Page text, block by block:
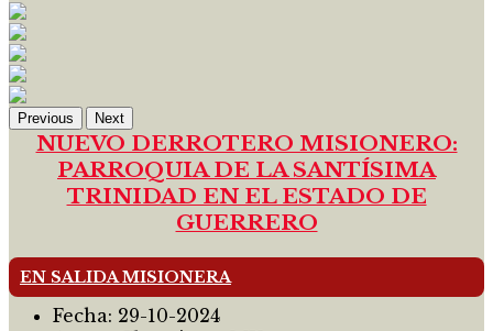
Previous Next
NUEVO DERROTERO MISIONERO:
PARROQUIA DE LA SANTÍSIMA
TRINIDAD EN EL ESTADO DE
GUERRERO
EN SALIDA MISIONERA
Fecha: 29-10-2024